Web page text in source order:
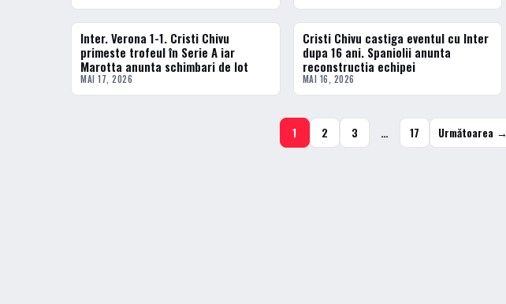
FOTBAL EXTERN
Inter. Verona 1-1. Cristi Chivu
primeste trofeul în Serie A iar
Marotta anunta schimbari de lot
MAI 17, 2026
FOTBAL EXTERN
Cristi Chivu castiga eventul cu Inter
dupa 16 ani. Spaniolii anunta
reconstructia echipei
MAI 16, 2026
1 2 3 … 17 Următoarea →